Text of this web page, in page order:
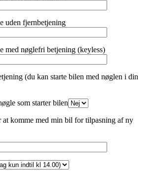
uden fjernbetjening
med nøglefri betjening (keyless)
(du kan starte bilen med nøglen i din
som starter bilen
at komme med min bil for tilpasning af ny